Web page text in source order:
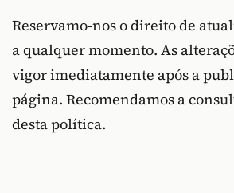
Reservamo-nos o direito de
a qualquer momento. As
vigor imediatamente após a
página. Recomendamos a
desta política.